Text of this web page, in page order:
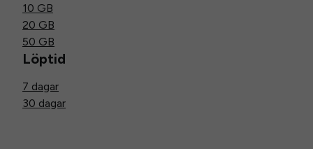
10 GB
20 GB
50 GB
Löptid
7 dagar
30 dagar